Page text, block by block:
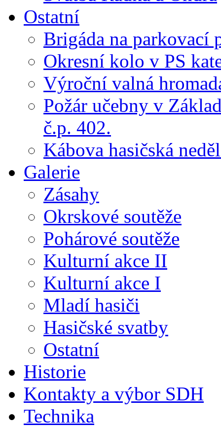
Ostatní
Brigáda na parkovací
Okresní kolo v PS
Výroční valná
Požár učebny v
č.p. 402.
Kábova hasičská
Galerie
Zásahy
Okrskové soutěže
Pohárové soutěže
Kulturní akce II
Kulturní akce I
Mladí hasiči
Hasičské svatby
Ostatní
Historie
Kontakty a výbor SDH
Technika